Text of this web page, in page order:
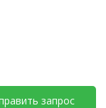
запрос